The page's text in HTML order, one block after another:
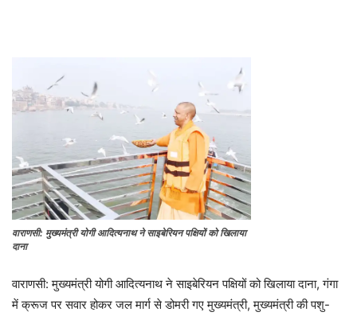
वाराणसी: मुख्यमंत्री योगी आदित्यनाथ ने साइबेरियन पक्षियों को खिलाया
दाना
वाराणसी: मुख्यमंत्री योगी आदित्यनाथ ने साइबेरियन पक्षियों को खिलाया दाना, गंगा
में क्रूज पर सवार होकर जल मार्ग से डोमरी गए मुख्यमंत्री, मुख्यमंत्री की पशु-